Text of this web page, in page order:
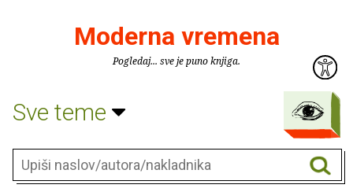
Moderna vremena
Pogledaj... sve je puno knjiga.
Sve teme